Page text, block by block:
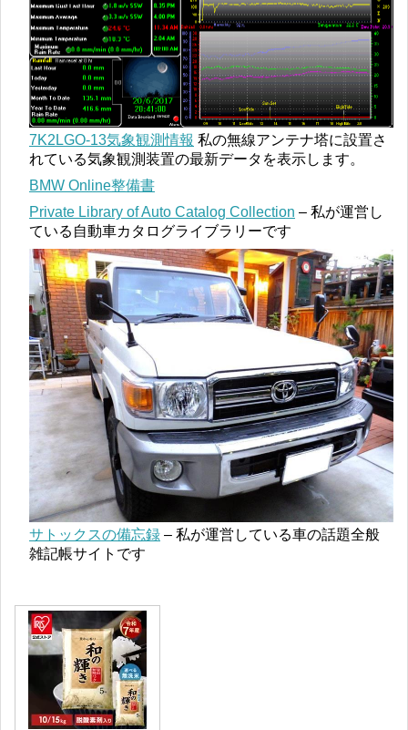
7K2LGO-13気象観測情報 私の無線アンテナ塔に設置さ
れている気象観測装置の最新データを表示します。
BMW Online整備書
Private Library of Auto Catalog Collection – 私が運営し
ている自動車カタログライブラリーです
サトックスの備忘録 – 私が運営している車の話題全般
雑記帳サイトです